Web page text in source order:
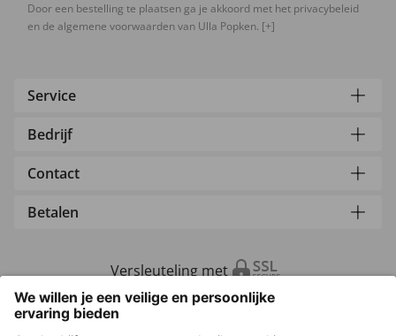
Door een bestelling te plaatsen ga je akkoord met het privacybeleid
en de algemene voorwaarden van Ulla Popken. [+]
Service
Bedrijf
Contact
Betalen
Versleuteling met